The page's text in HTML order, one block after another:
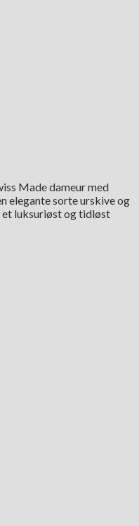
Made dameur med
elegante sorte urskive og
luksuriøst og tidløst